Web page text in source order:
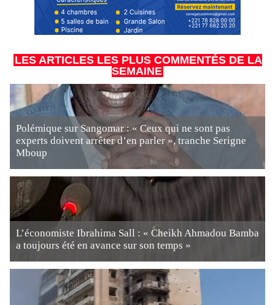
LES ARTICLES LES PLUS COMMENTÉS DE LA
SEMAINE
Polémique sur Sangomar : « Ceux qui ne sont pas
experts doivent arrêter d’en parler », tranche Serigne
Mboup
L’économiste Ibrahima Sall : « Cheikh Ahmadou Bamba
a toujours été en avance sur son temps »